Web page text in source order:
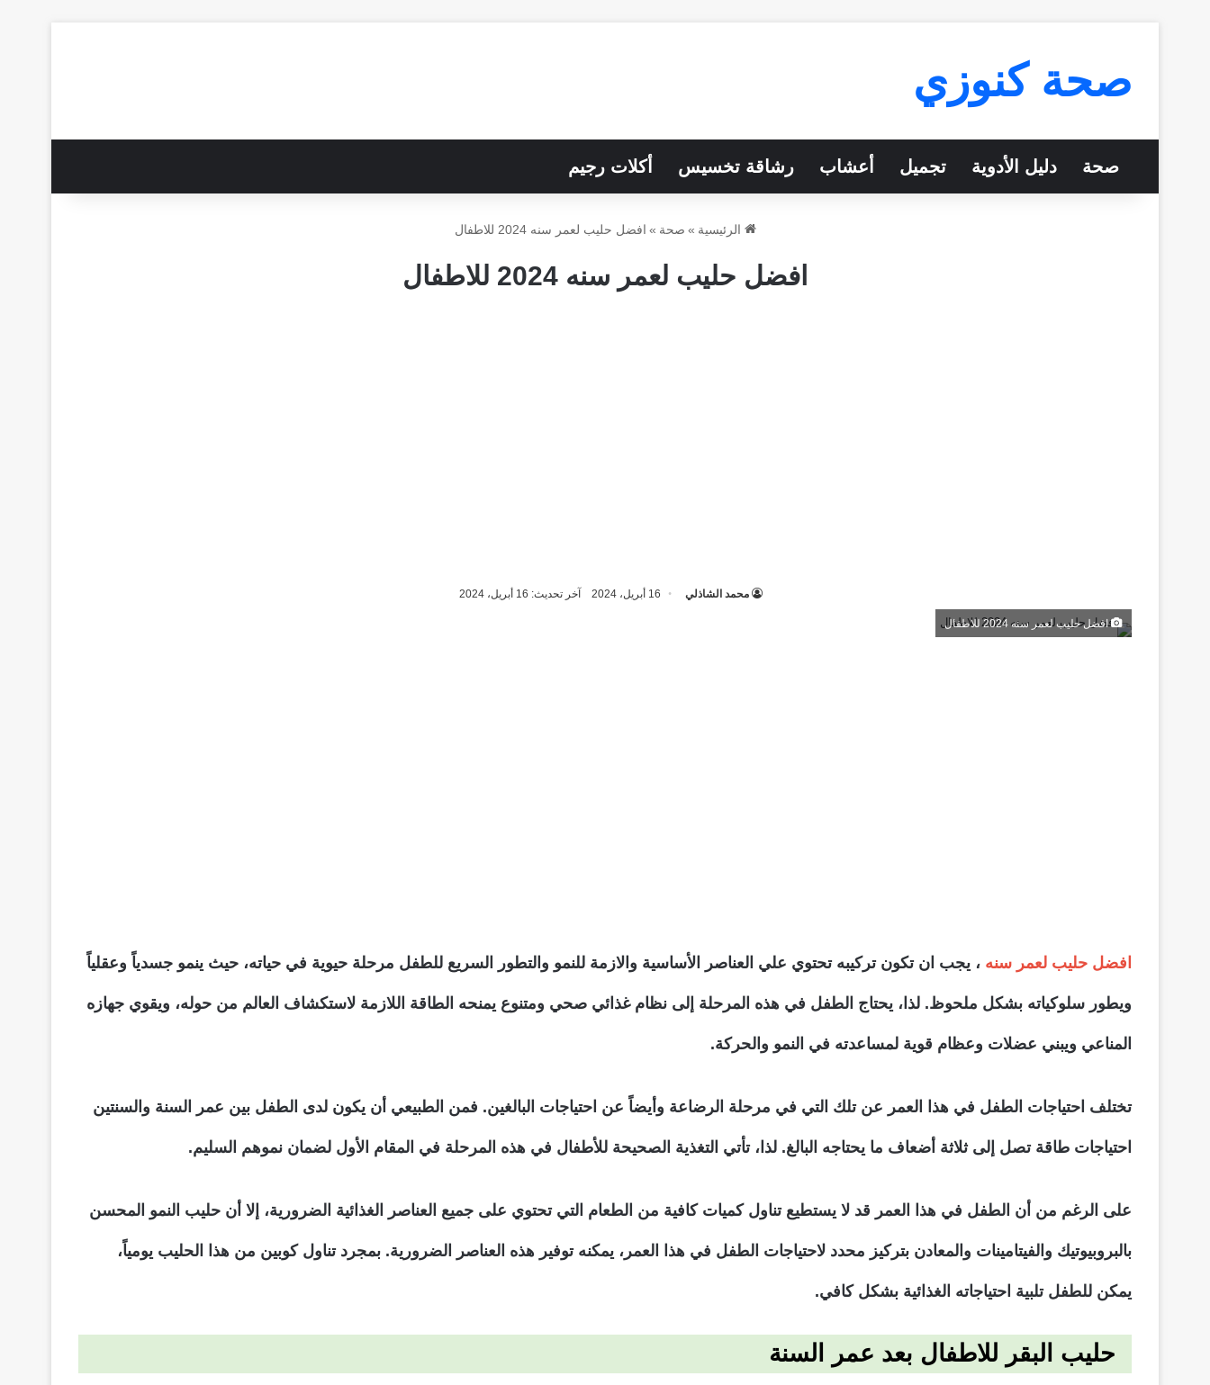
صحة كنوزي
صحة دليل الأدوية تجميل أعشاب رشاقة تخسيس أكلات رجيم
الرئيسية » صحة » افضل حليب لعمر سنه 2024 للاطفال
افضل حليب لعمر سنه 2024 للاطفال
محمد الشاذلي 16 أبريل، 2024 آخر تحديث: 16 أبريل، 2024
افضل حليب لعمر سنه 2024 للاطفال
افضل حليب لعمر سنه ، يجب ان تكون تركيبه تحتوي علي العناصر الأساسية والازمة للنمو والتطور السريع للطفل مرحلة حيوية في حياته، حيث ينمو جسدياً وعقلياً
ويطور سلوكياته بشكل ملحوظ. لذا، يحتاج الطفل في هذه المرحلة إلى نظام غذائي صحي ومتنوع يمنحه الطاقة اللازمة لاستكشاف العالم من حوله، ويقوي جهازه
المناعي ويبني عضلات وعظام قوية لمساعدته في النمو والحركة.
تختلف احتياجات الطفل في هذا العمر عن تلك التي في مرحلة الرضاعة وأيضاً عن احتياجات البالغين. فمن الطبيعي أن يكون لدى الطفل بين عمر السنة والسنتين
احتياجات طاقة تصل إلى ثلاثة أضعاف ما يحتاجه البالغ. لذا، تأتي التغذية الصحيحة للأطفال في هذه المرحلة في المقام الأول لضمان نموهم السليم.
على الرغم من أن الطفل في هذا العمر قد لا يستطيع تناول كميات كافية من الطعام التي تحتوي على جميع العناصر الغذائية الضرورية، إلا أن حليب النمو المحسن
بالبروبيوتيك والفيتامينات والمعادن بتركيز محدد لاحتياجات الطفل في هذا العمر، يمكنه توفير هذه العناصر الضرورية. بمجرد تناول كوبين من هذا الحليب يومياً،
يمكن للطفل تلبية احتياجاته الغذائية بشكل كافي.
حليب البقر للاطفال بعد عمر السنة